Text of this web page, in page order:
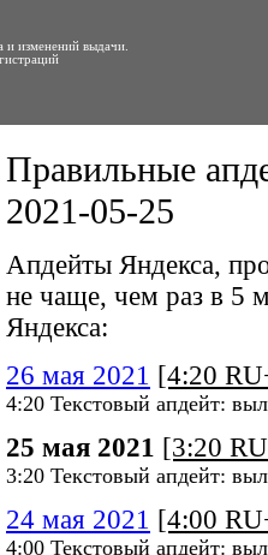
и изменений выдачи.
Правильные
2021-05-25
Апдейты Яндекса,
не чаще, чем раз в 5
Яндекса:
26 мая 2021 [4:20
4:20 Текстовый апдейт:
25 мая 2021 [3:20
3:20 Текстовый апдейт:
24 мая 2021 [4:00
4:00 Текстовый апдейт: